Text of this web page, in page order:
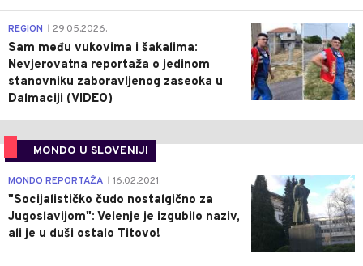
0
REGION 29.05.2026.
Sam među vukovima i šakalima:
Nevjerovatna reportaža o jedinom
stanovniku zaboravljenog zaseoka u
Dalmaciji (VIDEO)
MONDO U SLOVENIJI
4
MONDO REPORTAŽA 16.02.2021.
"Socijalističko čudo nostalgično za
Jugoslavijom": Velenje je izgubilo naziv,
ali je u duši ostalo Titovo!